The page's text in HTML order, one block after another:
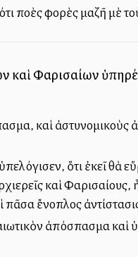
πολλὲς φορὲς μαζῆ μὲ
καὶ Φαρισαίων
καὶ ἀστυνομικοὺς
ὅτι ἐκεῖ θὰ
καὶ
ἔνοπλος
ἀπόσπασμα καὶ